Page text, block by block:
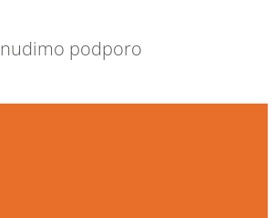
nudimo podporo